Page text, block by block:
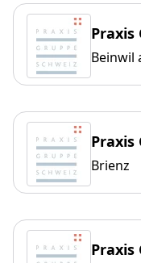
Praxis
Beinwil
Praxis
Brienz
Praxis